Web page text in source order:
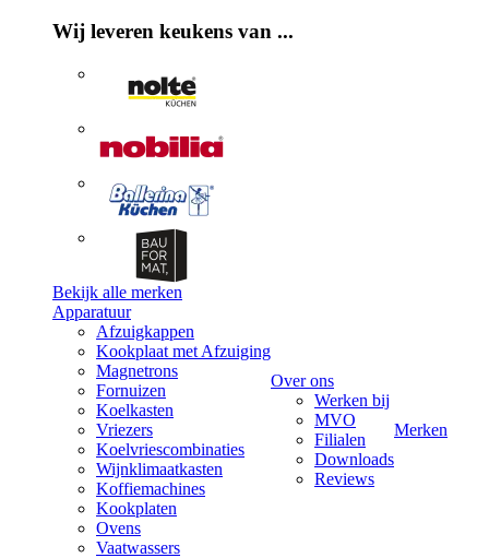
Wij leveren keukens van ...
Bekijk alle merken
Apparatuur
Afzuigkappen
Kookplaat met Afzuiging
Magnetrons
Fornuizen
Koelkasten
Vriezers
Koelvriescombinaties
Wijnklimaatkasten
Koffiemachines
Kookplaten
Ovens
Vaatwassers
Over ons
Werken bij
MVO
Filialen
Downloads
Reviews
Merken